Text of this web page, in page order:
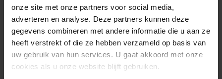
onze site met onze partners voor social media,
adverteren en analyse. Deze partners kunnen deze
gegevens combineren met andere informatie die u aan ze
heeft verstrekt of die ze hebben verzameld op basis van
uw gebruik van hun services. U gaat akkoord met onze
cookies als u onze website blijft gebruiken.
Informatie betreffende het Wi-Fi
wachtwoord en overige kamerdetails.
Bevestigingen/of herinneringvan gemaakte
tafelreserveringen.
Een SMS op de dag voor vertrek: “Hopelijk